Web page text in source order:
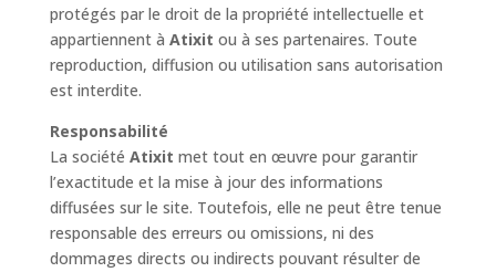
protégés par le droit de la propriété intellectuelle et
appartiennent à Atixit ou à ses partenaires. Toute
reproduction, diffusion ou utilisation sans autorisation
est interdite.
Responsabilité
La société Atixit met tout en œuvre pour garantir
l’exactitude et la mise à jour des informations
diffusées sur le site. Toutefois, elle ne peut être tenue
responsable des erreurs ou omissions, ni des
dommages directs ou indirects pouvant résulter de